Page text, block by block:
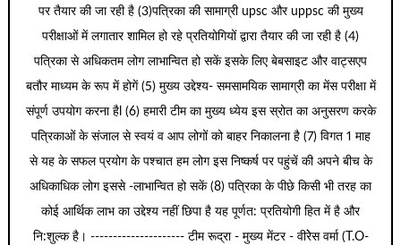
पर तैयार की जा रही है (3)पत्रिका की सामाग्री upsc और uppsc की मुख्य
परीक्षाओं में लगातार शामिल हो रहे प्रतियोगियों द्वारा तैयार की जा रही है (4)
पत्रिका से अधिकतम लोग लाभान्वित हो सकें इसके लिए बेबसाइट और वाट्सएप
बतौर माध्यम के रूप में होगें (5) मुख्य उद्देश्य- समसामयिक सामाग्री का मेंस परीक्षा में
संपूर्ण उपयोग करना हैl (6) हमारी टीम का मुख्य ध्येय इस स्रोत का अनुसरण करके
पत्रिकाओं के संजाल से स्वयं व आप लोगों को बाहर निकालना है (7) विगत 1 माह
से यह के सफल प्रयोग के पश्चात हम लोग इस निष्कर्ष पर पहुंचें की अपने बीच के
अधिकाधिक लोग इससे -लाभान्वित हो सकें (8) पत्रिका के पीछे किसी भी तरह का
कोई आर्थिक लाभ का उद्देश्य नहीं छिपा है यह पूर्णत: प्रतियोगी हित में है और
नि:शुल्क है। --------------------- टीम रूद्रा - मुख्य मेंटर - वीरेेस वर्मा (T.O-